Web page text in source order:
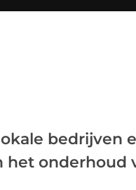
bedrijven
het onderhoud